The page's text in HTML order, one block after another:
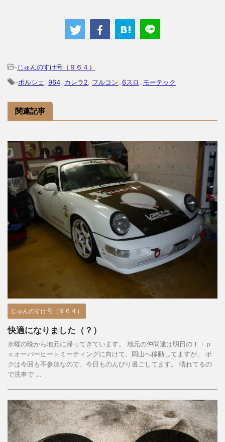
- じゅんのすけ号（９６４）
-ポルシェ 964 カレラ2 フルコン 6スロ モーテック
関連記事
じゅんのすけ号（９６４）
快適になりました（？）
水曜の晩から地元に帰ってきています。 地元の仲間達は明日のＴｉｐ
ｏオーバーヒートミーティングに向けて、岡山へ移動してますが、 ボ
クは今回も不参加なので、今日ものんびり過ごしてます。 晴れてるの
で洗車で ...